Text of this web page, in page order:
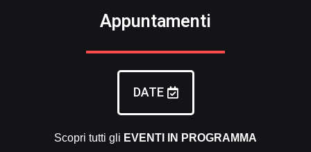
Appuntamenti
DATE
Scopri tutti gli EVENTI IN PROGRAMMA